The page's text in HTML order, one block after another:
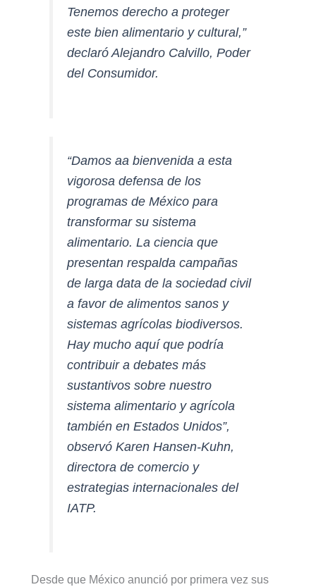
Tenemos derecho a proteger
este bien alimentario y cultural,”
declaró Alejandro Calvillo, Poder
del Consumidor.
“Damos aa bienvenida a esta
vigorosa defensa de los
programas de México para
transformar su sistema
alimentario. La ciencia que
presentan respalda campañas
de larga data de la sociedad civil
a favor de alimentos sanos y
sistemas agrícolas biodiversos.
Hay mucho aquí que podría
contribuir a debates más
sustantivos sobre nuestro
sistema alimentario y agrícola
también en Estados Unidos”,
observó Karen Hansen-Kuhn,
directora de comercio y
estrategias internacionales del
IATP.
Desde que México anunció por primera vez sus